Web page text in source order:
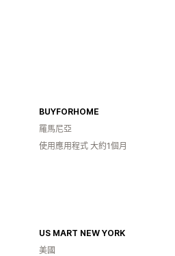
BUYFORHOME
羅馬尼亞
使用應用程式 大約1個月
US MART NEW YORK
美國